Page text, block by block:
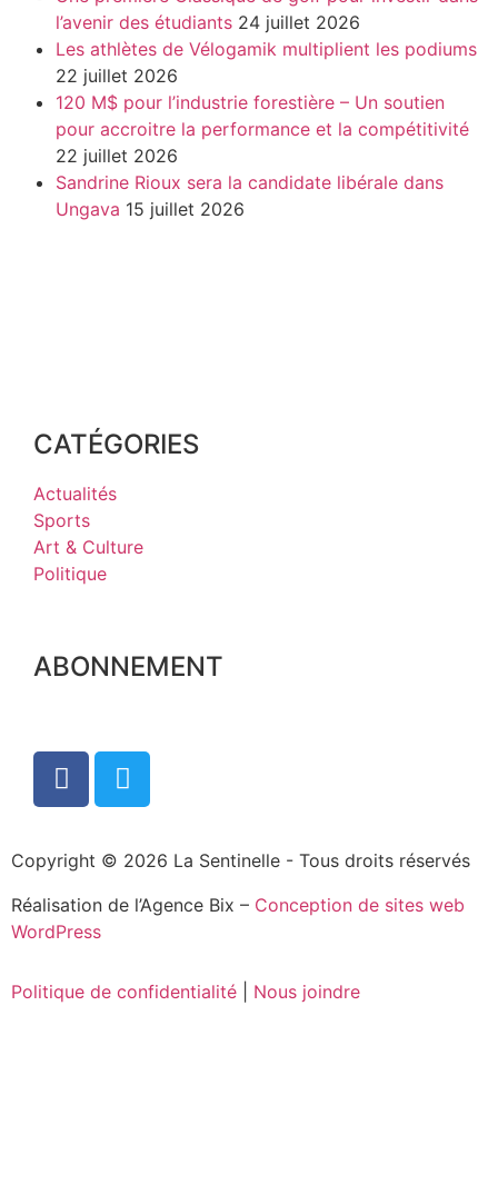
l’avenir des étudiants 24 juillet 2026
Les athlètes de Vélogamik multiplient les podiums
22 juillet 2026
120 M$ pour l’industrie forestière – Un soutien
pour accroitre la performance et la compétitivité
22 juillet 2026
Sandrine Rioux sera la candidate libérale dans
Ungava 15 juillet 2026
CATÉGORIES
Actualités
Sports
Art & Culture
Politique
ABONNEMENT
Copyright © 2026 La Sentinelle - Tous droits réservés
Réalisation de l’Agence Bix – Conception de sites web
WordPress
Politique de confidentialité Nous joindre